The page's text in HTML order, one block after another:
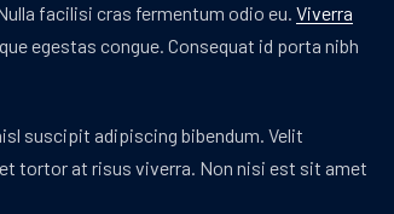
facilisi cras fermentum odio eu. Viverra
egestas congue. Consequat id porta nibh
suscipit adipiscing bibendum. Velit
tortor at risus viverra. Non nisi est sit amet